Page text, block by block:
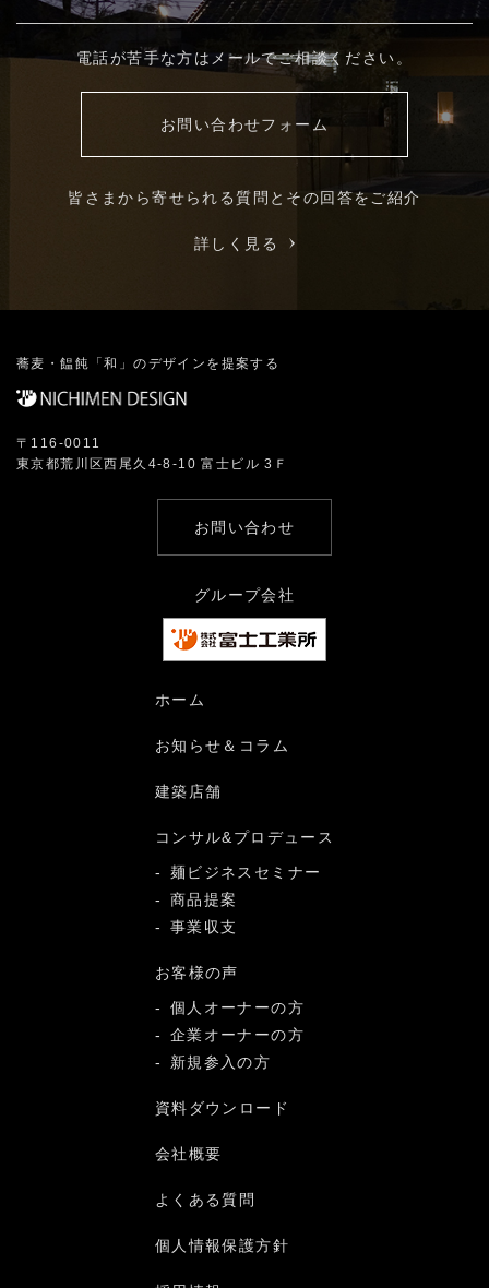
電話が苦手な方はメールでご相談ください。
お問い合わせフォーム
皆さまから寄せられる質問とその回答をご紹介
詳しく見る
蕎麦・饂飩「和」のデザインを提案する
〒116-0011
東京都荒川区西尾久4-8-10 富士ビル 3Ｆ
お問い合わせ
グループ会社
ホーム
お知らせ＆コラム
建築店舗
コンサル&プロデュース
麺ビジネスセミナー
商品提案
事業収支
お客様の声
個人オーナーの方
企業オーナーの方
新規参入の方
資料ダウンロード
会社概要
よくある質問
個人情報保護方針